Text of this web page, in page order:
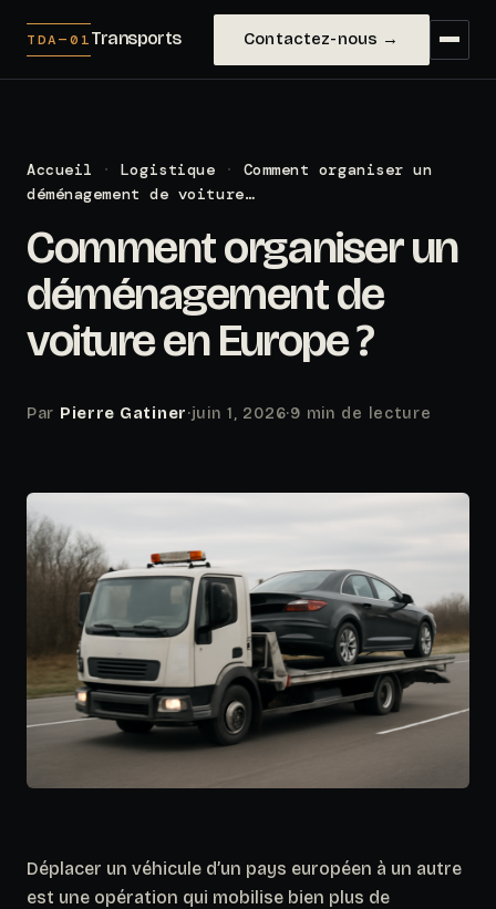
TDA—01Transports Contactez-nous →
Accueil · Logistique ·
Comment organiser un
déménagement de voiture…
Comment organiser un
déménagement de
voiture en Europe ?
Par Pierre Gatiner·juin 1, 2026·9 min de lecture
Déplacer un véhicule d’un pays européen à un autre
est une opération qui mobilise bien plus de